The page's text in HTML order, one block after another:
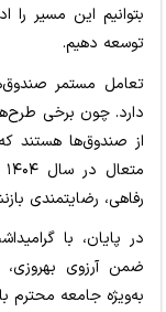
بتوانیم این مسیر
توسعه دهیم.
تعامل مستمر
دارد. چون برخی
از صندوق‌ها هستند
رفاهی، رضایتمندی
ضمن آرزوی
به‌ویژه جامعه محترم